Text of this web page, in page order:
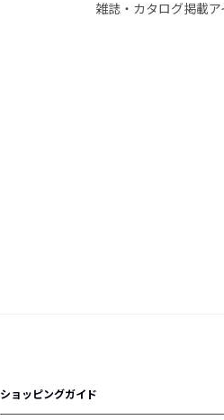
雑誌・カタログ掲載ア
ショッピングガイド